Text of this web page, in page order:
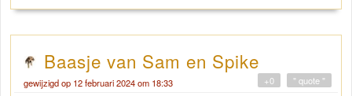
Baasje van Sam en Spike
gewijzigd op 12 februari 2024 om 18:33 " quote "
+0